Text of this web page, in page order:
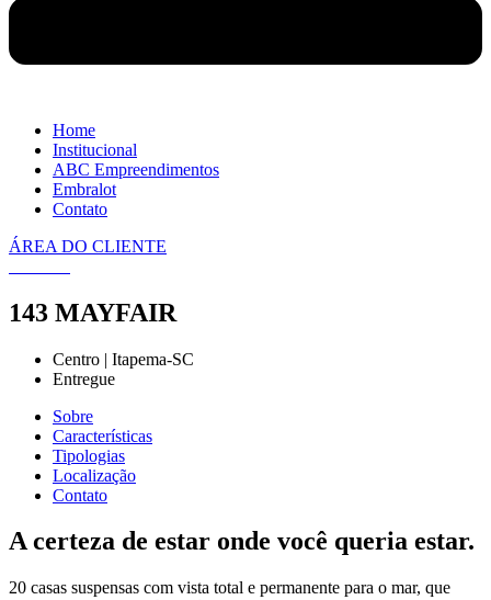
Home
Institucional
ABC Empreendimentos
Embralot
Contato
ÁREA DO CLIENTE
143 MAYFAIR
Centro | Itapema-SC
Entregue
Sobre
Características
Tipologias
Localização
Contato
A certeza de estar onde você queria estar.
20 casas suspensas com vista total e permanente para o mar, que